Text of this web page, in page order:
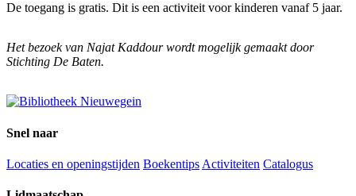
De toegang is gratis. Dit is een activiteit voor kinderen vanaf 5 jaar.
Het bezoek van Najat Kaddour wordt mogelijk gemaakt door
Stichting De Baten.
Snel naar
Locaties en openingstijden Boekentips Activiteiten Catalogus